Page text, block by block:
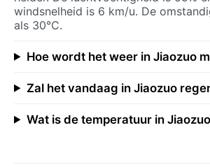
windsnelheid is 6 km/u. De
als 30°C.
Hoe wordt het weer in Jiaozuo
Zal het vandaag in Jiaozuo
Wat is de temperatuur in